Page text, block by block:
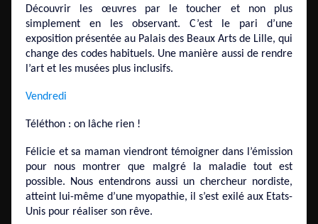
Découvrir les œuvres par le toucher et non plus
simplement en les observant. C’est le pari d’une
exposition présentée au Palais des Beaux Arts de Lille, qui
change des codes habituels. Une manière aussi de rendre
l’art et les musées plus inclusifs.
Vendredi
Téléthon : on lâche rien !
Félicie et sa maman viendront témoigner dans l’émission
pour nous montrer que malgré la maladie tout est
possible. Nous entendrons aussi un chercheur nordiste,
atteint lui-même d’une myopathie, il s’est exilé aux Etats-
Unis pour réaliser son rêve.